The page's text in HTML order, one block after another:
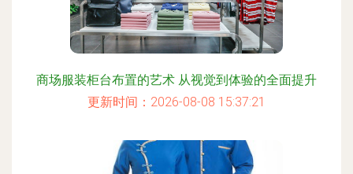
商场服装柜台布置的艺术 从视觉到体验的全面提升
更新时间：2026-08-08 15:37:21